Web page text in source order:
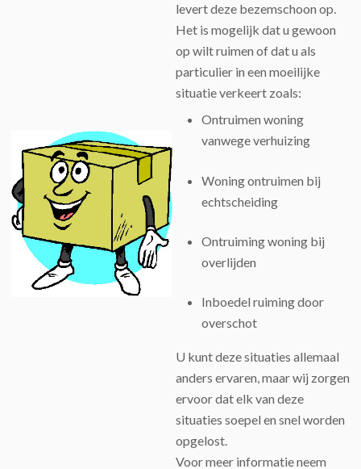
levert deze bezemschoon op.
Het is mogelijk dat u gewoon
op wilt ruimen of dat u als
particulier in een moeilijke
situatie verkeert zoals:
Ontruimen woning
vanwege verhuizing
Woning ontruimen bij
echtscheiding
Ontruiming woning bij
overlijden
Inboedel ruiming door
overschot
U kunt deze situaties allemaal
anders ervaren, maar wij zorgen
ervoor dat elk van deze
situaties soepel en snel worden
opgelost.
Voor meer informatie neem